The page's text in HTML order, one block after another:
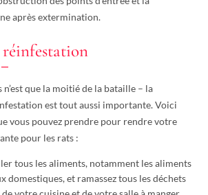
après extermination.
n’est que la moitié de la bataille – la
est tout aussi importante. Voici
vous pouvez prendre pour rendre votre
pour les rats :
tous les aliments, notamment les aliments
domestiques, et ramassez tous les déchets